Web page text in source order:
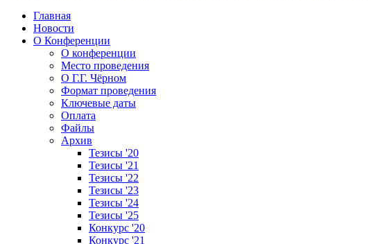
Главная
Новости
О Конференции
О конференции
Место проведения
О Г.Г. Чёрном
Формат проведения
Ключевые даты
Оплата
Файлы
Архив
Тезисы '20
Тезисы '21
Тезисы '22
Тезисы '23
Тезисы '24
Тезисы '25
Конкурс '20
Конкурс '21